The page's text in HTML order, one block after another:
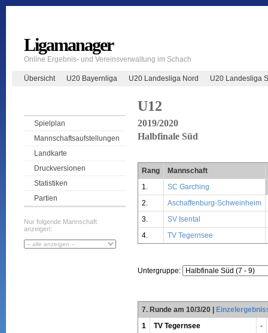
Ligamanager
Online Ergebnis- und Vereinsverwaltung im Schach
Übersicht U20 Bayernliga U20 Landesliga Nord U20 Landesliga
Spielplan
Mannschaftsaufstellungen
Landkarte
Druckversionen
Statistiken
Partien
Nur folgende Mannschaft
anzeigen:
U12
2019/2020
Halbfinale Süd
Rang
Mannschaft
1.
SC Garching
2.
Aschaffenburg-Schweinheim
3.
SV Isental
4.
TV Tegernsee
Untergruppe:
7. Runde am 10/3/20|
1
TV Tegernsee
-